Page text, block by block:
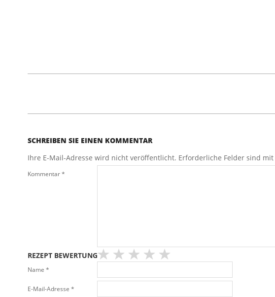
SCHREIBEN SIE EINEN KOMMENTAR
Ihre E-Mail-Adresse wird nicht veröffentlicht. Erforderliche Felder sind mit
Kommentar*
REZEPT BEWERTUNG
Name *
E-Mail-Adresse *